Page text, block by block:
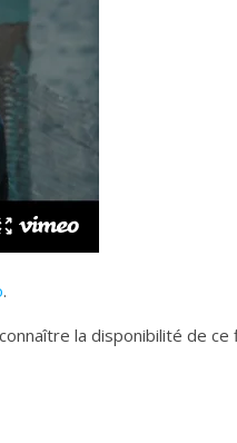
.
la disponibilité de ce